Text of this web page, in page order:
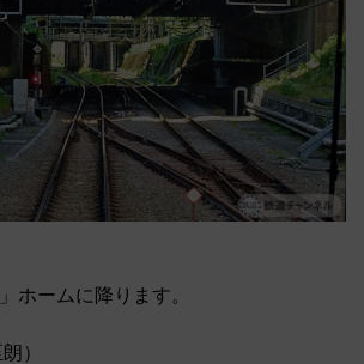
ホームに降ります。
）